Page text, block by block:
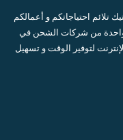
احتياجاتكم و أعمالكم
من شركات الشحن في
لتوفير الوقت و تسهيل